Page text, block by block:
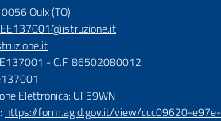
Oulx (TO)
- C.F. 86502080012
Elettronica: UF59WN
https://form.agid.gov.it/view/ccc09620-